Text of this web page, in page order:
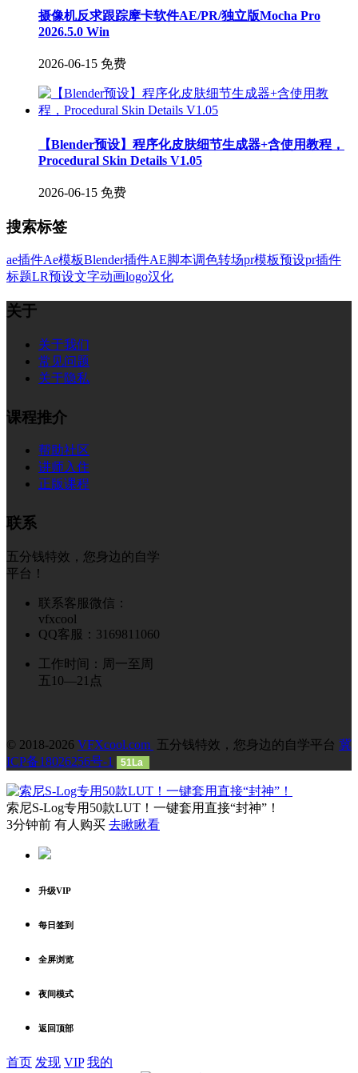
摄像机反求跟踪摩卡软件AE/PR/独立版Mocha Pro
2026.5.0 Win
2026-06-15 免费
【Blender预设】程序化皮肤细节生成器+含使用教程，
Procedural Skin Details V1.05
2026-06-15 免费
搜索标签
ae插件Ae模板Blender插件AE脚本调色转场pr模板预设pr插件
标题LR预设文字动画logo汉化
关于
关于我们
常见问题
关于隐私
课程推介
帮助社区
讲师入住
正版课程
联系
五分钱特效，您身边的自学
平台！
联系客服微信：
vfxcool
QQ客服：3169811060
工作时间：周一至周
五10—21点
© 2018-2026 VFXcool.com 五分钱特效，您身边的自学平台 冀
ICP备18026256号-1
51La
索尼S-Log专用50款LUT！一键套用直接“封神”！
3分钟前 有人购买 去瞅瞅看
升级VIP
每日签到
全屏浏览
夜间模式
返回顶部
首页 发现 VIP 我的